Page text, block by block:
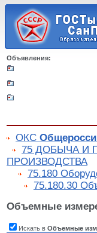
Объявления:
ОКС
75 ДОБЫЧА И
ПРОИЗВОДСТВА
75.180
75.180.30
Объемные
Искать в Объемные